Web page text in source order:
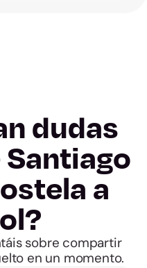
dudas
a
sobre compartir
en un momento.